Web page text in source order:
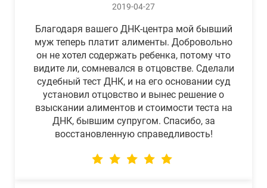
2019-04-27
Благодаря вашего ДНК-центра мой бывший
муж теперь платит алименты. Добровольно
он не хотел содержать ребенка, потому что
видите ли, сомневался в отцовстве. Сделали
судебный тест ДНК, и на его основании суд
установил отцовство и вынес решение о
взыскании алиментов и стоимости теста на
ДНК, бывшим супругом. Спасибо, за
восстановленную справедливость!